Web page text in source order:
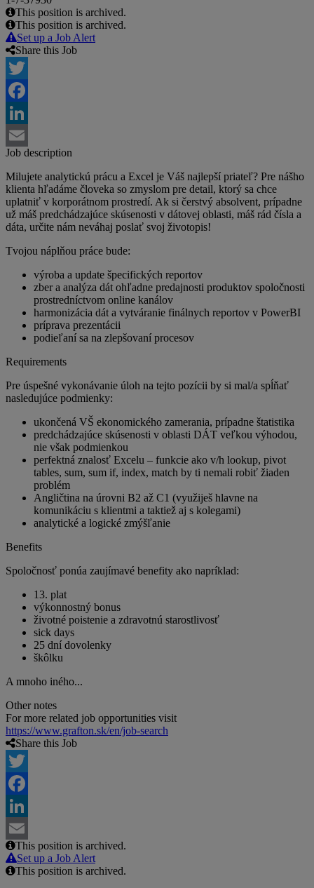
This position is archived.
This position is archived.
Set up a Job Alert
Share this Job
Twitter
Facebook
LinkedIn
Email
Job description
Milujete analytickú prácu a Excel je Váš najlepší priateľ? Pre nášho
klienta hľadáme človeka so zmyslom pre detail, ktorý sa chce
uplatniť v korporátnom prostredí. Ak si čerstvý absolvent, prípadne
už máš predchádzajúce skúsenosti v dátovej oblasti, máš rád čísla a
dáta, určite nám neváhaj poslať svoj životopis!
Tvojou náplňou práce bude:
výroba a update špecifických reportov
zber a analýza dát ohľadne predajnosti produktov spoločnosti
prostredníctvom online kanálov
harmonizácia dát a vytváranie finálnych reportov v PowerBI
príprava prezentácii
podieľaní sa na zlepšovaní procesov
Requirements
Pre úspešné vykonávanie úloh na tejto pozícii by si mal/a spĺňať
nasledujúce podmienky:
ukončená VŠ ekonomického zamerania, prípadne štatistika
predchádzajúce skúsenosti v oblasti DÁT veľkou výhodou,
nie však podmienkou
perfektná znalosť Excelu – funkcie ako v/h lookup, pivot
tables, sum, sum if, index, match by ti nemali robiť žiaden
problém
Angličtina na úrovni B2 až C1 (využiješ hlavne na
komunikáciu s klientmi a taktiež aj s kolegami)
analytické a logické zmýšľanie
Benefits
Spoločnosť ponúa zaujímavé benefity ako napríklad:
13. plat
výkonnostný bonus
životné poistenie a zdravotnú starostlivosť
sick days
25 dní dovolenky
škôlku
A mnoho iného...
Other notes
For more related job opportunities visit
https://www.grafton.sk/en/job-search
Share this Job
Twitter
Facebook
LinkedIn
Email
This position is archived.
Set up a Job Alert
This position is archived.